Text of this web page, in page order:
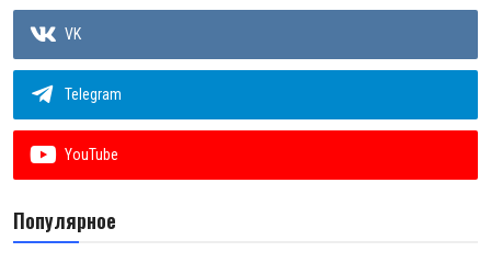
VK
Telegram
YouTube
Популярное